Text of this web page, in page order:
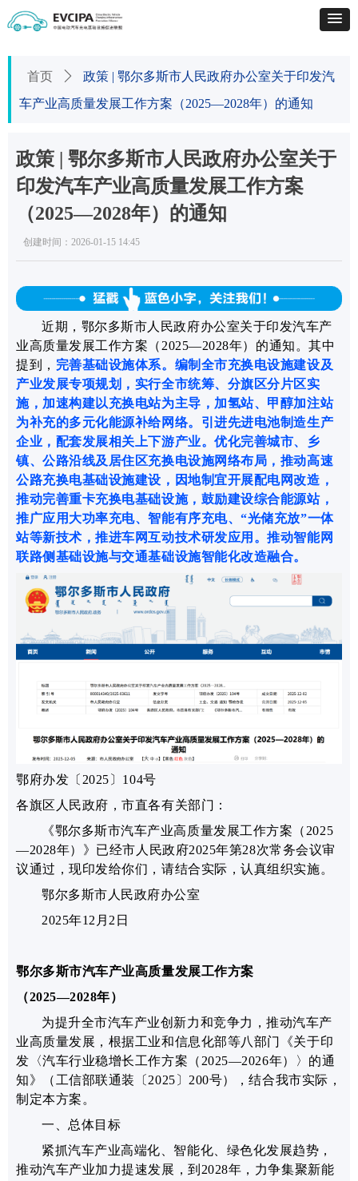
首页 ꄲ
政策 | 鄂尔多斯市人民政府办公室关于印发汽
车产业高质量发展工作方案（2025—2028年）的通知
政策 | 鄂尔多斯市人民政府办公室关于
印发汽车产业高质量发展工作方案
（2025—2028年）的通知
创建时间： 2026-01-15 14:45
近期，鄂尔多斯市人民政府办公室关于印发汽车产
业高质量发展工作方案（2025—2028年）的通知。其中
提到， 完善基础设施体系。 编制全市充换电设施建设及
产业发展专项规划 ，实行全市统筹、 分旗区分片区实
施， 加速构建以充换电站为主导， 加氢站、甲醇加注站
为补充的多元化能源补给网络。 引进先进电池制造生产
企业，配套发展相关上下游产业。优化完善城市、乡
镇、公路沿线及居住区充换电设施网络布局，推动高速
公路充换电基础设施建设，因地制宜开展配电网改造，
推动完善重卡充换电基础设施，鼓励建设综合能源站，
推广应用大功率充电、智能有序充电、“光储充放”一体
站等新技术，推进车网互动技术研发应用。推动智能网
联路侧基础设施与交通基础设施智能化改造融合。
鄂府办发〔2025〕104号
各旗区人民政府，市直各有关部门：
《鄂尔多斯市汽车产业高质量发展工作方案（2025
—2028年）》 已经市人民政府2025年第28次常务会议审
议通过，现印发给你们，请结合实际，认真组织实施。
鄂尔多斯市人民政府办公室
2025年12月2日
鄂尔多斯市汽车产业高质量发展工作方案
（2025—2028年）
为提升全市汽车产业创新力和竞争力，推动汽车产
业高质量发展， 根据工业和信息化部等八部门《关于印
发〈汽车行业稳增长工作方案（2025—2026年）〉的通
知》（工信部联通装〔2025〕200号），结合我市实际，
制定本方案。
一、总体目标
紧抓汽车产业高端化、智能化、绿色化发展趋势，
推动汽车产业加力提速发展，到2028年，力争集聚新能